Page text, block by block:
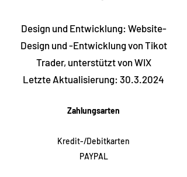
Design und Entwicklung: Website-
Design und -Entwicklung von Tikot
Trader, unterstützt von WIX
Letzte Aktualisierung: 30.3.2024
Zahlungsarten
Kredit-/Debitkarten
PAYPAL